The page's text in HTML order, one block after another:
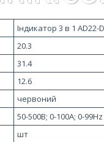
Індикатор 3 в 1 AD22-
20.3
31.4
12.6
червоний
50-500В; 0-100А; 0-99Hz
шт